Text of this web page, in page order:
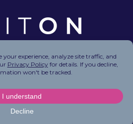
Inc. All Rights Reserved.
|Terms of Use